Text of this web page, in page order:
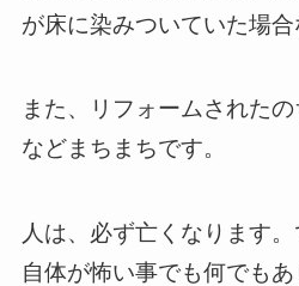
が床に染みついていた場合
また、リフォームされた
などまちまちです。
人は、必ず亡くなります
自体が怖い事でも何でもあ